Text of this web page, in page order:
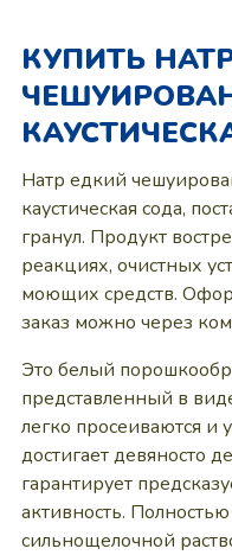
КУПИТЬ
Натр едкий
каустическая сода,
гранул. Продукт
реакциях, очистных
моющих средств.
заказ можно через
Это белый
представленный в
легко просеиваются и
достигает девяносто
гарантирует
активность.
сильнощелочной